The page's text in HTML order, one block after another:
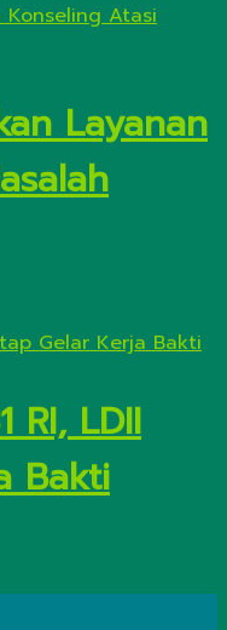
Layanan
RI, LDII
Bakti